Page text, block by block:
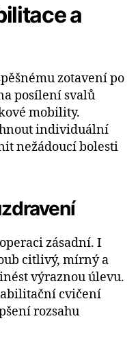
a
zotavení po
posílení svalů
mobility.
individuální
nežádoucí bolesti
zásadní. I
citlivý, mírný a
výraznou úlevu.
cvičení
rozsahu